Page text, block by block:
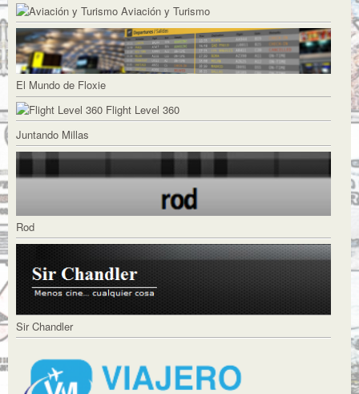
Aviación y Turismo
El Mundo de Floxie
Flight Level 360
Juntando Millas
Rod
Sir Chandler